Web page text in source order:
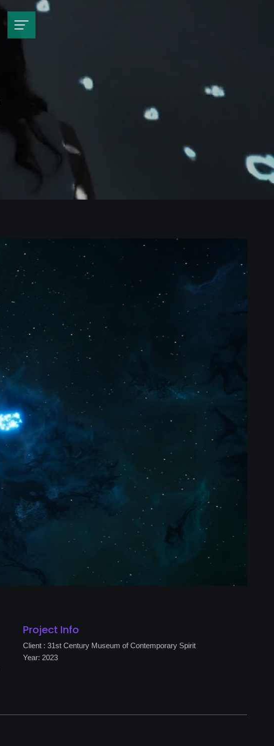
Project Info
Client : 31st Century Museum of Contemporary Spirit
Year: 2023